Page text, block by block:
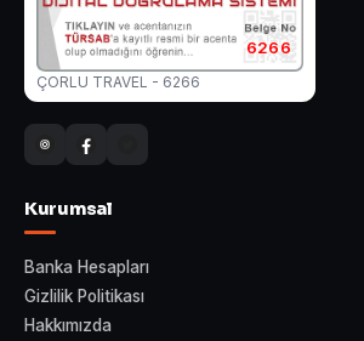
6266
ÇORLU TRAVEL - 6266
Kurumsal
Banka Hesapları
Gizlilik Politikası
Hakkımızda